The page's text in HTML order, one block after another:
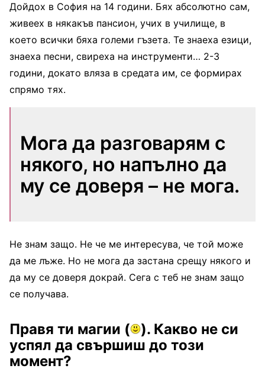
Дойдох в София на 14 години. Бях абсолютно сам,
живеех в някакъв пансион, учих в училище, в
което всички бяха големи гъзета. Те знаеха езици,
знаеха песни, свиреха на инструменти… 2-3
години, докато вляза в средата им, се формирах
спрямо тях.
Мога да разговарям с
някого, но напълно да
му се доверя – не мога.
Не знам защо. Не че ме интересува, че той може
да ме лъже. Но не мога да застана срещу някого и
да му се доверя докрай. Сега с теб не знам защо
се получава.
Правя ти магии ( ). Какво не си
успял да свършиш до този
момент?